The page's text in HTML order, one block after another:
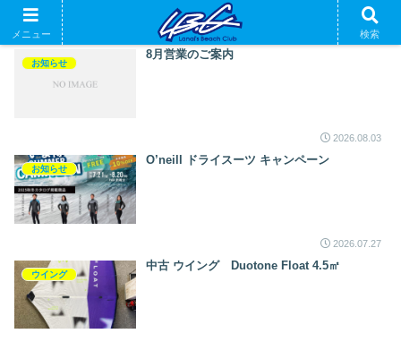
お知らせ
8月営業のご案内
2026.08.03
お知らせ
O’neill ドライスーツ キャンペーン
2026.07.27
ウイング
中古 ウイング Duotone Float 4.5㎡
メニュー 検索